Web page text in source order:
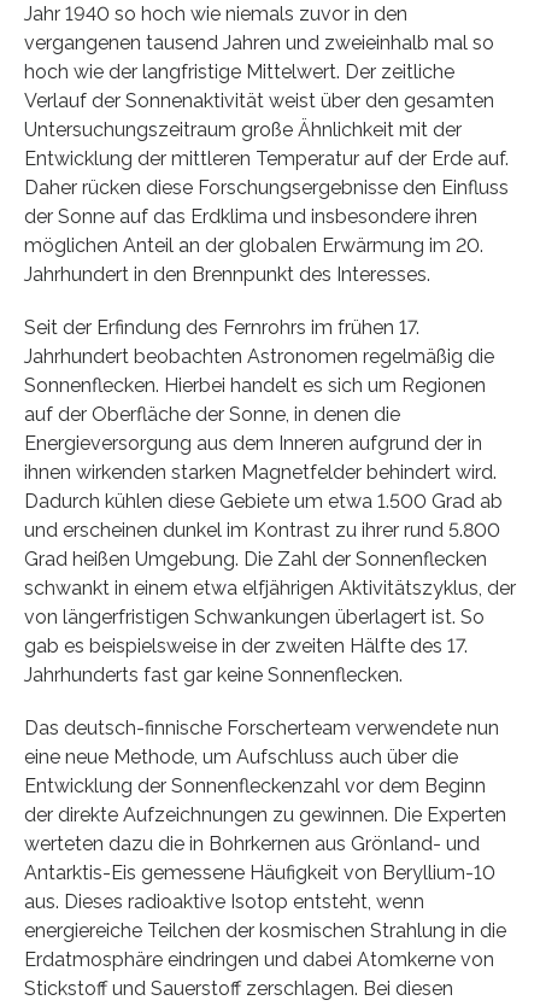
Jahr 1940 so hoch wie niemals zuvor in den
vergangenen tausend Jahren und zweieinhalb mal so
hoch wie der langfristige Mittelwert. Der zeitliche
Verlauf der Sonnenaktivität weist über den gesamten
Untersuchungszeitraum große Ähnlichkeit mit der
Entwicklung der mittleren Temperatur auf der Erde auf.
Daher rücken diese Forschungsergebnisse den Einfluss
der Sonne auf das Erdklima und insbesondere ihren
möglichen Anteil an der globalen Erwärmung im 20.
Jahrhundert in den Brennpunkt des Interesses.
Seit der Erfindung des Fernrohrs im frühen 17.
Jahrhundert beobachten Astronomen regelmäßig die
Sonnenflecken. Hierbei handelt es sich um Regionen
auf der Oberfläche der Sonne, in denen die
Energieversorgung aus dem Inneren aufgrund der in
ihnen wirkenden starken Magnetfelder behindert wird.
Dadurch kühlen diese Gebiete um etwa 1.500 Grad ab
und erscheinen dunkel im Kontrast zu ihrer rund 5.800
Grad heißen Umgebung. Die Zahl der Sonnenflecken
schwankt in einem etwa elfjährigen Aktivitätszyklus, der
von längerfristigen Schwankungen überlagert ist. So
gab es beispielsweise in der zweiten Hälfte des 17.
Jahrhunderts fast gar keine Sonnenflecken.
Das deutsch-finnische Forscherteam verwendete nun
eine neue Methode, um Aufschluss auch über die
Entwicklung der Sonnenfleckenzahl vor dem Beginn
der direkte Aufzeichnungen zu gewinnen. Die Experten
werteten dazu die in Bohrkernen aus Grönland- und
Antarktis-Eis gemessene Häufigkeit von Beryllium-10
aus. Dieses radioaktive Isotop entsteht, wenn
energiereiche Teilchen der kosmischen Strahlung in die
Erdatmosphäre eindringen und dabei Atomkerne von
Stickstoff und Sauerstoff zerschlagen. Bei diesen